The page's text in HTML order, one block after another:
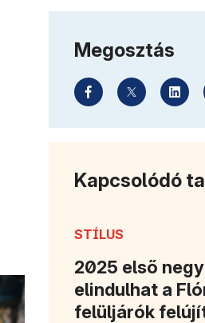
Megosztás
Kapcsolódó
STÍLUS
2025 első
elindulhat a
felüljárók